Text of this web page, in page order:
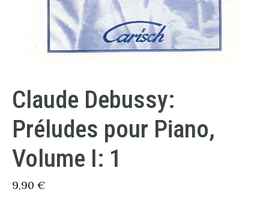
Claude Debussy:
Préludes pour Piano,
Volume I: 1
9,90 €